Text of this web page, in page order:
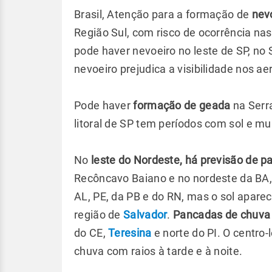
Brasil, Atenção para a formação de
Região Sul, com risco de ocorrência
pode haver nevoeiro no leste de SP,
nevoeiro prejudica a visibilidade nos
Pode haverformação de geada na
litoral de SP tem períodos com sol e
No leste do Nordeste, há previsão de
Recôncavo Baiano e no nordeste da
AL, PE, da PB e do RN, mas o sol
região deSalvador. Pancadas de
do CE,Teresina e norte do PI. O
chuva com raios à tarde e à noite.